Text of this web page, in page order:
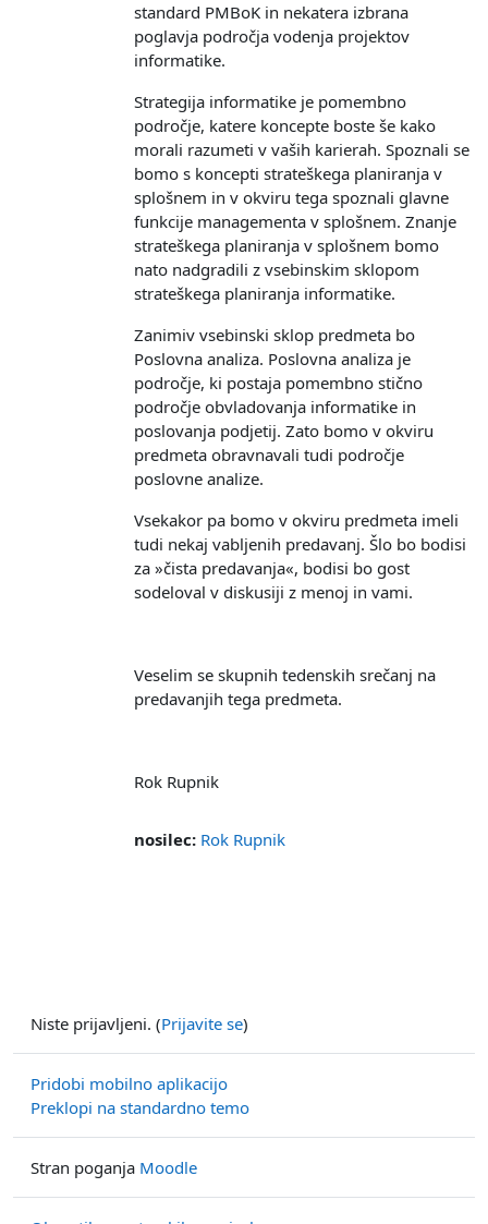
standard PMBoK in nekatera izbrana
poglavja področja vodenja projektov
informatike.
Strategija informatike je pomembno
področje, katere koncepte boste še kako
morali razumeti v vaših karierah. Spoznali se
bomo s koncepti strateškega planiranja v
splošnem in v okviru tega spoznali glavne
funkcije managementa v splošnem. Znanje
strateškega planiranja v splošnem bomo
nato nadgradili z vsebinskim sklopom
strateškega planiranja informatike.
Zanimiv vsebinski sklop predmeta bo
Poslovna analiza. Poslovna analiza je
področje, ki postaja pomembno stično
področje obvladovanja informatike in
poslovanja podjetij. Zato bomo v okviru
predmeta obravnavali tudi področje
poslovne analize.
Vsekakor pa bomo v okviru predmeta imeli
tudi nekaj vabljenih predavanj. Šlo bo bodisi
za »čista predavanja«, bodisi bo gost
sodeloval v diskusiji z menoj in vami.
Veselim se skupnih tedenskih srečanj na
predavanjih tega predmeta.
Rok Rupnik
nosilec: Rok Rupnik
Niste prijavljeni. (Prijavite se)
Pridobi mobilno aplikacijo
Preklopi na standardno temo
Stran poganja Moodle